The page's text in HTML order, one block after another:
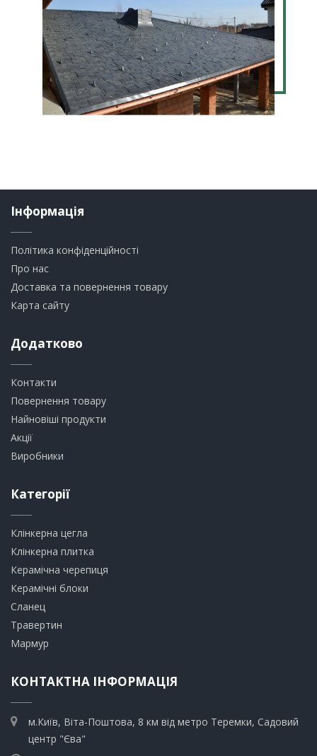
Інформація
Політика конфіденційності
Про нас
Доставка та повернення товару
Карта сайту
Додатково
Контакти
Повернення товару
Найновіші продукти
Акції
Виробники
Категорії
Клінкерна цегла
​Клінкерна плитка
​Керамічна черепиця
​Керамічні блоки
​Сланец
Травертин​
​Мармур
КОНТАКТНА ІНФОРМАЦІЯ
м.Київ, Віта-Поштова, 8 км від метро Теремки, Садовий
центр "Єва"